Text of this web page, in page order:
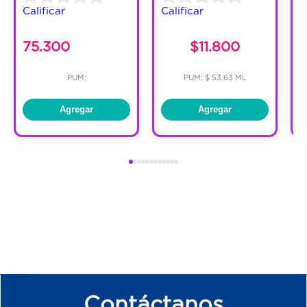
Calificar
75.300
PUM:
Agregar
Calificar
$11.800
PUM: $ 53.63 ML
Agregar